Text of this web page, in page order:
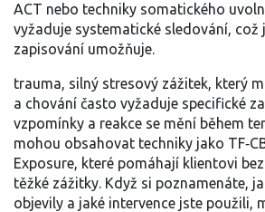
ACT nebo techniky somatického
vyžaduje systematické sledování, což
zapisování umožňuje.
trauma, silný stresový zážitek, který
a chování často vyžaduje specifické
vzpomínky a reakce se mění během
mohou obsahovat techniky jako
Exposure, které pomáhají klientovi
těžké zážitky. Když si poznamenáte,
objevily a jaké intervence jste použili,